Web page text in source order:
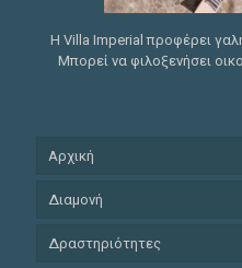
Η Villa Imperial προφέρει
Μπορεί να φιλοξενήσει
Αρχική
Διαμονή
Δραστηριότητες